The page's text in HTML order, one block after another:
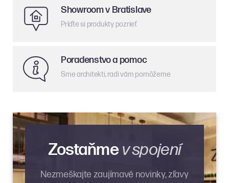
Showroom v Bratislave
Príďte si produkty pozrieť
Poradenstvo a pomoc
Sme architekti, radi vám pomôžeme
Zostaňmev spojení
Nezmeškajte zaujímavé novinky, zľavy